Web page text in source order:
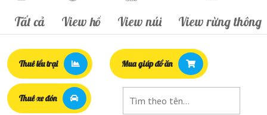
Tất cả View hồ View núi View rừng thông
Thuê lều trại Mua giúp đồ ăn
Thuê xe đón